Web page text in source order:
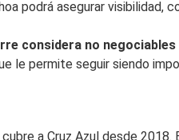
podrá asegurar visibilidad,
considera no
le permite seguir siendo
a Cruz Azul desde